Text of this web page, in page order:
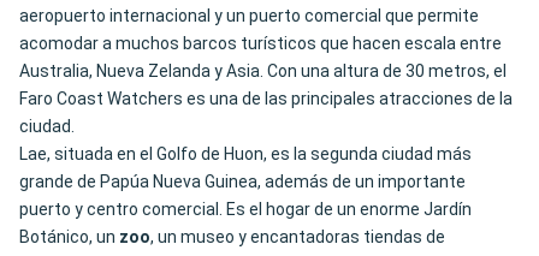
aeropuerto internacional y un puerto comercial que permite
acomodar a muchos barcos turísticos que hacen escala entre
Australia, Nueva Zelanda y Asia. Con una altura de 30 metros, el
Faro Coast Watchers es una de las principales atracciones de la
ciudad.
Lae, situada en el Golfo de Huon, es la segunda ciudad más
grande de Papúa Nueva Guinea, además de un importante
puerto y centro comercial. Es el hogar de un enorme Jardín
Botánico, un zoo, un museo y encantadoras tiendas de